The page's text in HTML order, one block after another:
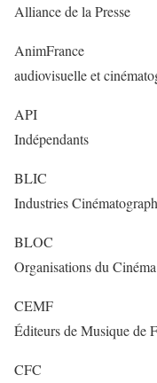
Alliance de la Presse
AnimFrance
audiovisuelle et
API
Indépendants
BLIC
Industries
BLOC
Organisations du Cinéma
CEMF
Éditeurs de Musique de
CFC Centre